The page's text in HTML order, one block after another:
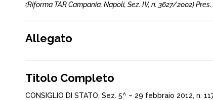
(Riforma TAR Campania, Napoli, Sez. IV, n. 3627/2002)
Allegato
Titolo Completo
CONSIGLIO DI STATO, Sez. 5^ – 29 febbraio 2012, n.